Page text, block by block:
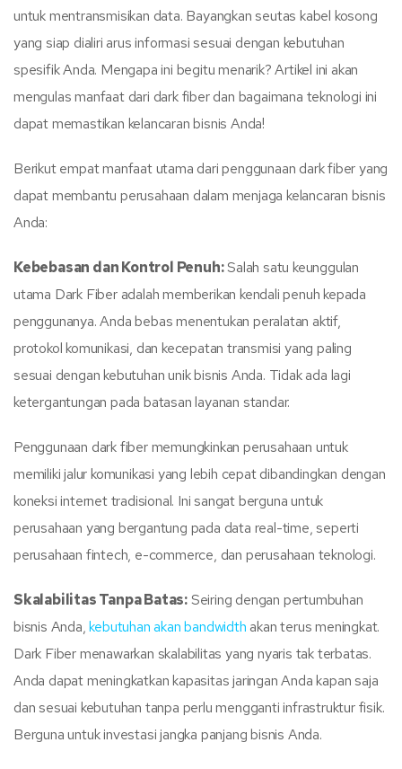
untuk mentransmisikan data. Bayangkan seutas kabel kosong
yang siap dialiri arus informasi sesuai dengan kebutuhan
spesifik Anda. Mengapa ini begitu menarik? Artikel ini akan
mengulas manfaat dari dark fiber dan bagaimana teknologi ini
dapat memastikan kelancaran bisnis Anda!
Berikut empat manfaat utama dari penggunaan dark fiber yang
dapat membantu perusahaan dalam menjaga kelancaran bisnis
Anda:
Kebebasan dan Kontrol Penuh:Salah satu keunggulan
utama Dark Fiber adalah memberikan kendali penuh kepada
penggunanya. Anda bebas menentukan peralatan aktif,
protokol komunikasi, dan kecepatan transmisi yang paling
sesuai dengan kebutuhan unik bisnis Anda. Tidak ada lagi
ketergantungan pada batasan layanan standar.
Penggunaan dark fiber memungkinkan perusahaan untuk
memiliki jalur komunikasi yang lebih cepat dibandingkan dengan
koneksi internet tradisional. Ini sangat berguna untuk
perusahaan yang bergantung pada data real-time, seperti
perusahaan fintech, e-commerce, dan perusahaan teknologi.
Skalabilitas Tanpa Batas:Seiring dengan pertumbuhan
bisnis Anda,kebutuhan akan bandwidth akan terus meningkat.
Dark Fiber menawarkan skalabilitas yang nyaris tak terbatas.
Anda dapat meningkatkan kapasitas jaringan Anda kapan saja
dan sesuai kebutuhan tanpa perlu mengganti infrastruktur fisik.
Berguna untuk investasi jangka panjang bisnis Anda.